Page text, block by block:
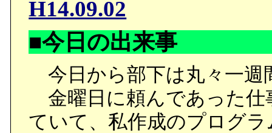
H14.09.02
■今日の出来事
今日から部下は丸々一週
金曜日に頼んであった仕
ていて、私作成のプログ